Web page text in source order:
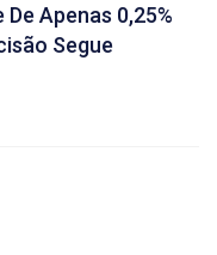
Apenas 0,25%
Segue